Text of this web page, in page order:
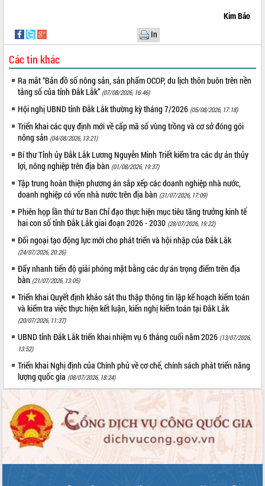
HĐND tỉnh thông qua điều chỉnh Quy
hoạch tỉnh thời kỳ 2021-2030
Hội thảo góp ý hồ sơ điều chỉnh quy
hoạch tỉnh Đắk Lắk thời kỳ 2021-2030,
tầm nhìn đến năm 2050
doanh nghiệp nhà nước
Hội nghị triển khai kết nối mạng
truyền số liệu chuyên dùng phục vụ cơ
quan Đảng, Nhà nước
Lễ phát động chuỗi hoạt động chung
tay làm sạch môi trường
Xã Ea Kar bước chuyển mình trong
công tác cải cách hành chính mô hình
mới
UBND tỉnh họp báo định kỳ tháng 4
năm 2026
Hội thảo khoa học “Giải pháp thúc đẩy
phát triển nền kinh tế xanh tại tỉnh
Đắk Lắk”
Tăng cường giám sát, đôn đốc thực
hiện nhiệm vụ quản lý tài sản công
hàng tuần
Tháo gỡ những vướng mắc, đẩy mạnh
công tác cải cách thủ tục hành chính
tại Trung tâm Phục vụ hành chính
công tỉnh
Đắk Lắk: Tôn vinh 46 giải pháp tại Hội
Đắk Lắk rà soát, điều chỉnh Đề án 190
về phát triển nuôi trồng thủy sản
Phó Chủ tịch UBND tỉnh Đắk Lắk
Trương Công Thái kiểm tra thực địa
Dự án cao tốc Khánh Hòa - Buôn Ma
Kim Bảo
In
Các tin khác
Ra mắt “Bản đồ số nông sản, sản phẩm OCOP, du lịch thôn buôn trên nền
tảng số của tỉnh Đắk Lắk” (07/08/2026, 16:46)
Hội nghị UBND tỉnh Đắk Lắk thường kỳ tháng 7/2026 (05/08/2026, 17:18)
Triển khai các quy định mới về cấp mã số vùng trồng và cơ sở đóng gói
nông sản (04/08/2026, 13:21)
Bí thư Tỉnh ủy Đắk Lắk Lương Nguyễn Minh Triết kiểm tra các dự án thủy
lợi, nông nghiệp trên địa bàn (01/08/2026, 19:37)
Tập trung hoàn thiện phương án sắp xếp các doanh nghiệp nhà nước,
doanh nghiệp có vốn nhà nước trên địa bàn (31/07/2026, 17:09)
Phiên họp lần thứ tư Ban Chỉ đạo thực hiện mục tiêu tăng trưởng kinh tế
hai con số tỉnh Đắk Lắk giai đoạn 2026 - 2030 (28/07/2026, 19:22)
Đối ngoại tạo động lực mới cho phát triển và hội nhập của Đắk Lắk
(24/07/2026, 20:26)
Đẩy nhanh tiến độ giải phóng mặt bằng các dự án trọng điểm trên địa
bàn (21/07/2026, 13:05)
Triển khai Quyết định khảo sát thu thập thông tin lập kế hoạch kiểm toán
và kiểm tra việc thực hiện kết luận, kiến nghị kiểm toán tại Đắk Lắk
(20/07/2026, 11:37)
UBND tỉnh Đắk Lắk triển khai nhiệm vụ 6 tháng cuối năm 2026 (13/07/2026,
13:52)
Triển khai Nghị định của Chính phủ về cơ chế, chính sách phát triển năng
lượng quốc gia (08/07/2026, 18:24)